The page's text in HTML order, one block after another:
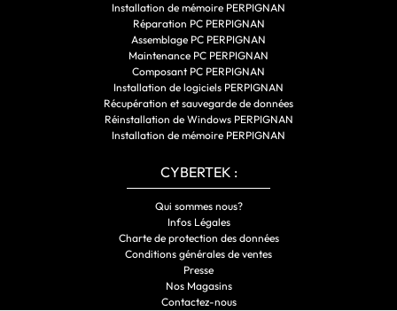
Installation de mémoire PERPIGNAN
Réparation PC PERPIGNAN
Assemblage PC PERPIGNAN
Maintenance PC PERPIGNAN
Composant PC PERPIGNAN
Installation de logiciels PERPIGNAN
Récupération et sauvegarde de données
Réinstallation de Windows PERPIGNAN
Installation de mémoire PERPIGNAN
CYBERTEK :
Qui sommes nous?
Infos Légales
Charte de protection des données
Conditions générales de ventes
Presse
Nos Magasins
Contactez-nous